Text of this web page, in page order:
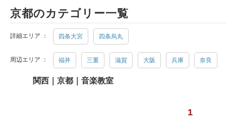
京都のカテゴリー一覧
詳細エリア ： 四条大宮 四条烏丸
周辺エリア ： 福井 三重 滋賀 大阪 兵庫 奈良
関西｜京都｜音楽教室
1